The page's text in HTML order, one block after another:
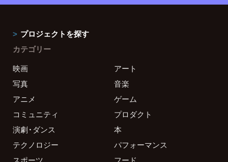
プロジェクトを探す
カテゴリー
映画
アート
写真
音楽
アニメ
ゲーム
コミュニティ
プロダクト
演劇・ダンス
本
テクノロジー
パフォーマンス
スポーツ
フード